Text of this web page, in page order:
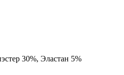
30%, Эластан 5%